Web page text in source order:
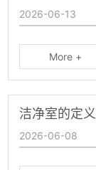
2026-06-13
More +
洁净室的定义
2026-06-08